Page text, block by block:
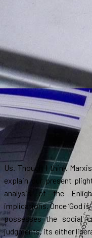
Us. Though I think
explain our present
analysis of the
implications. Once ‘God
possesses the social
judgments, its either